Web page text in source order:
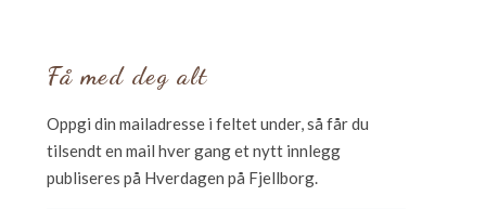
Få med deg alt
Oppgi din mailadresse i feltet under, så får du
tilsendt en mail hver gang et nytt innlegg
publiseres på Hverdagen på Fjellborg.